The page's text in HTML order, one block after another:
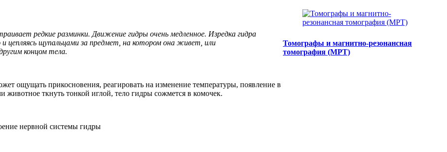
редкие разминки. Движение гидры очень медленное. Изредка гидра
цепляясь щупальцами за предмет, на котором она живет, или
концом тела.
ощущать прикосновения, реагировать на изменение температуры, появление в
животное ткнуть тонкой иглой, тело гидры сожмется в комочек.
Томографы и магнитно-резонансная
томография (МРТ)